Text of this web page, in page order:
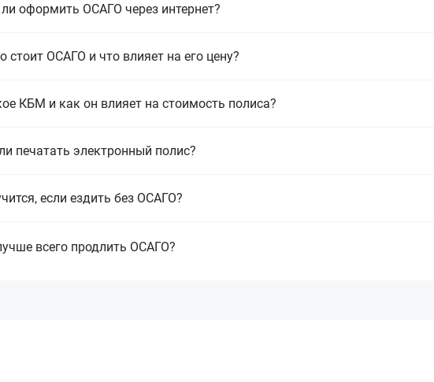
оформить ОСАГО через интернет?
стоит ОСАГО и что влияет на его цену?
КБМ и как он влияет на стоимость полиса?
печатать электронный полис?
если ездить без ОСАГО?
всего продлить ОСАГО?